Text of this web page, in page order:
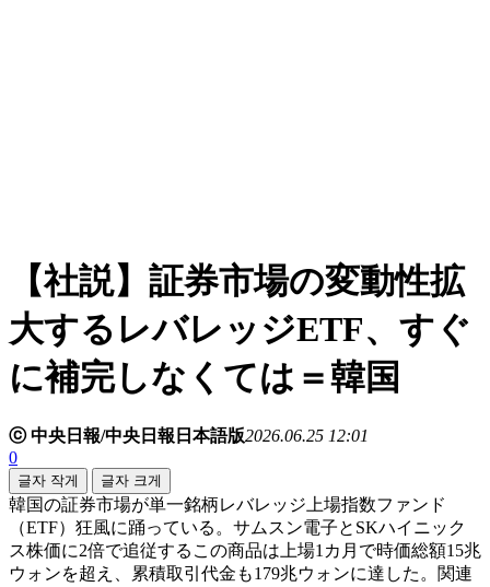
【社説】証券市場の変動性拡
大するレバレッジETF、すぐ
に補完しなくては＝韓国
ⓒ 中央日報/中央日報日本語版2026.06.25 12:01
0
글자 작게 글자 크게
韓国の証券市場が単一銘柄レバレッジ上場指数ファンド
（ETF）狂風に踊っている。サムスン電子とSKハイニック
ス株価に2倍で追従するこの商品は上場1カ月で時価総額15兆
ウォンを超え、累積取引代金も179兆ウォンに達した。関連